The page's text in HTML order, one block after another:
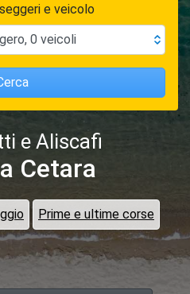
e Aliscafi
a Cetara
Prime e ultime corse
e veicolo
, 0 veicoli